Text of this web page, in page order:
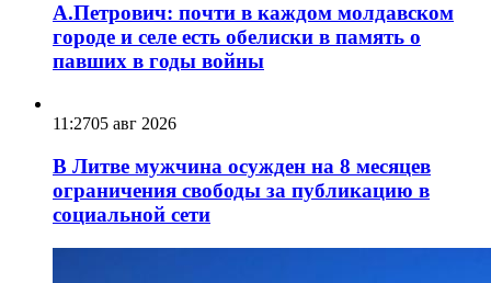
А.Петрович: почти в каждом молдавском
городе и селе есть обелиски в память о
павших в годы войны
11:2705 авг 2026
В Литве мужчина осужден на 8 месяцев
ограничения свободы за публикацию в
социальной сети